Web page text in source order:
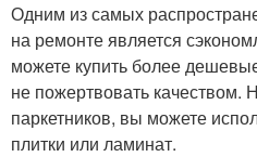
Одним из самых
на ремонте является
можете купить более
не пожертвовать качеством.
паркетников, вы можете
плитки или ламинат.